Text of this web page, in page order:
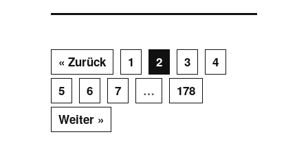
« Zurück 1 2 3
4
5
6 7 …
178
Weiter »